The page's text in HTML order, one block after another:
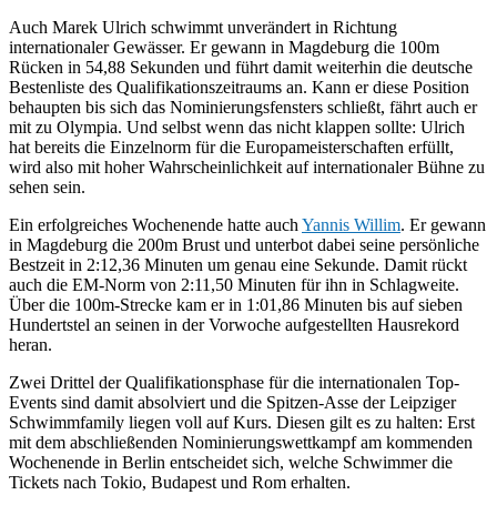
Auch Marek Ulrich schwimmt unverändert in Richtung
internationaler Gewässer. Er gewann in Magdeburg die 100m
Rücken in 54,88 Sekunden und führt damit weiterhin die deutsche
Bestenliste des Qualifikationszeitraums an. Kann er diese Position
behaupten bis sich das Nominierungsfensters schließt, fährt auch er
mit zu Olympia. Und selbst wenn das nicht klappen sollte: Ulrich
hat bereits die Einzelnorm für die Europameisterschaften erfüllt,
wird also mit hoher Wahrscheinlichkeit auf internationaler Bühne zu
sehen sein.
Ein erfolgreiches Wochenende hatte auch Yannis Willim. Er gewann
in Magdeburg die 200m Brust und unterbot dabei seine persönliche
Bestzeit in 2:12,36 Minuten um genau eine Sekunde. Damit rückt
auch die EM-Norm von 2:11,50 Minuten für ihn in Schlagweite.
Über die 100m-Strecke kam er in 1:01,86 Minuten bis auf sieben
Hundertstel an seinen in der Vorwoche aufgestellten Hausrekord
heran.
Zwei Drittel der Qualifikationsphase für die internationalen Top-
Events sind damit absolviert und die Spitzen-Asse der Leipziger
Schwimmfamily liegen voll auf Kurs. Diesen gilt es zu halten: Erst
mit dem abschließenden Nominierungswettkampf am kommenden
Wochenende in Berlin entscheidet sich, welche Schwimmer die
Tickets nach Tokio, Budapest und Rom erhalten.